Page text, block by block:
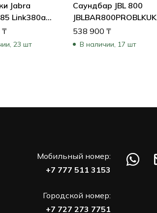
Jabra
Link380a
Black
999
₸
23 шт
Саундбар JBL 800
JBLBAR800PROBLKUK
(Черный)
538 900₸
В наличии, 17 шт
Мобильный номер:
+7 777 511 3153
Городской номер:
+7 727 273 7751